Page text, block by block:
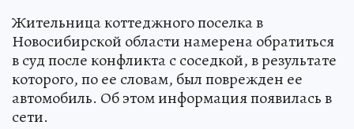
Жительница коттеджного поселка в
Новосибирской области намерена обратиться
в суд после конфликта с соседкой, в результате
которого, по ее словам, был поврежден ее
автомобиль. Об этом информация появилась в
сети.